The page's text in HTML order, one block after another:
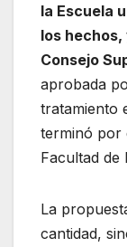
la Escuela
los
Consejo
aprobada
tratamiento
terminó por
Facultad de
La
cantidad,